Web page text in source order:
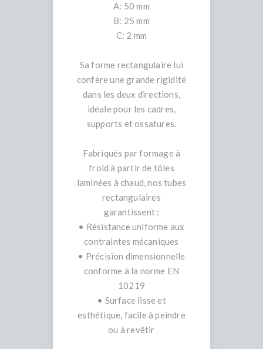
A: 50 mm
B: 25 mm
C: 2 mm
Sa forme rectangulaire lui
confère une grande rigidité
dans les deux directions,
idéale pour les cadres,
supports et ossatures.
Fabriqués par formage à
froid à partir de tôles
laminées à chaud, nos tubes
rectangulaires
garantissent :
• Résistance uniforme aux
contraintes mécaniques
• Précision dimensionnelle
conforme à la norme EN
10219
• Surface lisse et
esthétique, facile à peindre
ou à revêtir